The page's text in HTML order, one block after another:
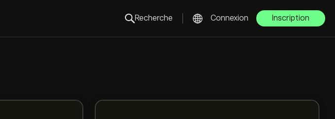
Recherche Connexion Inscription